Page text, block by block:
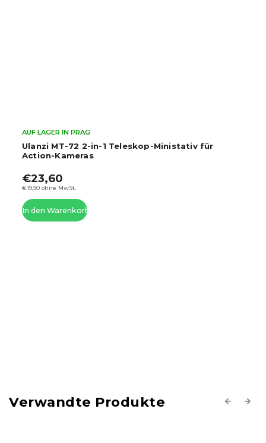
Ulanzi MT-72 2-in-1 Teleskop-Ministativ für
Action-Kameras
AUF LAGER IN PRAG
€19,50 ohne MwSt.
€23,60
In den Warenkorb
Verwandte Produkte Previous
Next